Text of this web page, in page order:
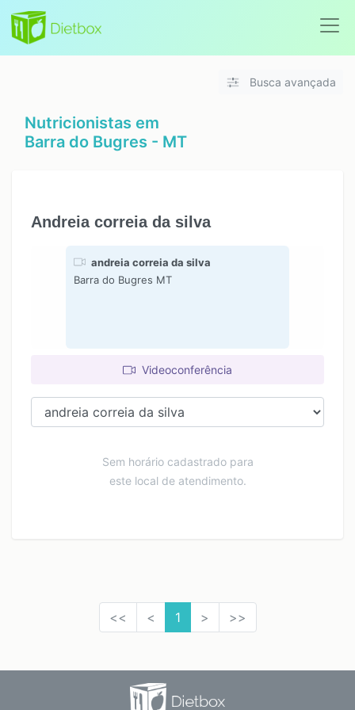
Busca avançada
Nutricionistas em
Barra do Bugres - MT
Andreia correia da silva
andreia correia da silva
Barra do Bugres MT
Videoconferência
Sem horário cadastrado para
este local de atendimento.
<< < 1 > >>